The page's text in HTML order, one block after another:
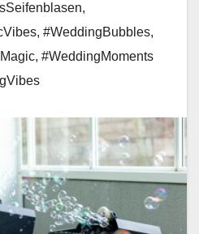
,
, #WeddingBubbles,
, #WeddingMoments